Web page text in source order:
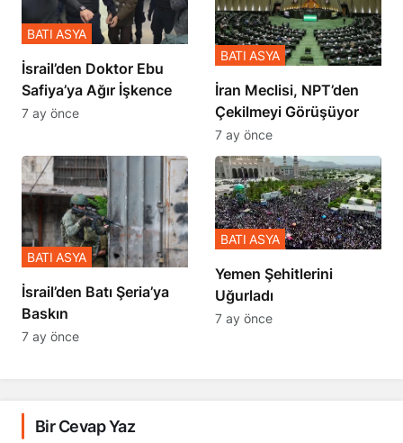
İsrail’den Doktor Ebu
Safiya’ya Ağır İşkence
BATI ASYA
7 ay önce
İran Meclisi, NPT’den
Çekilmeyi Görüşüyor
BATI ASYA
7 ay önce
​​​​​​​İsrail’den Batı Şeria’ya
Baskın
BATI ASYA
7 ay önce
​​​​​​​Yemen Şehitlerini
Uğurladı
BATI ASYA
7 ay önce
Bir Cevap Yaz